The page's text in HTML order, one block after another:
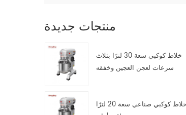
منتجات جديدة
خلاط كوكبي سعة 30 لترًا بثلاث
سرعات لعجن العجين وخفقه
خلاط كوكبي صناعي سعة 20 لترًا